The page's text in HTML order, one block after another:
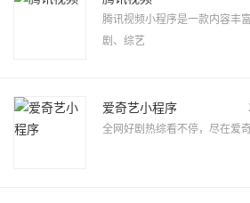
腾讯视频小程序是一款内容丰
剧、综艺
爱奇艺小程序
全网好剧热综看不停，尽在爱奇